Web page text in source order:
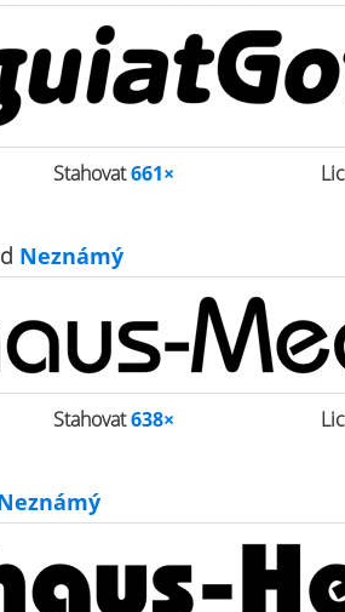
Stahovat661×
Neznámý
Stahovat638×